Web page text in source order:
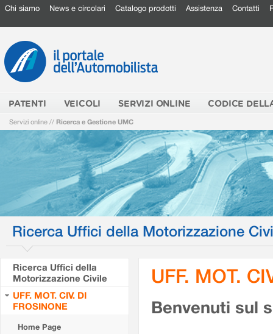
Chi siamo News e circolari Catalogo prodotti Assistenza Contatti
PATENTI VEICOLI SERVIZI ONLINE CODICE
Servizi online // Ricerca e Gestione UMC
Ricerca Uffici della Motorizzazione
Ricerca Uffici della
Motorizzazione Civile
UFF. MOT. CIV. DI
FROSINONE
Home Page
UFF. MOT.
Benvenuti sul